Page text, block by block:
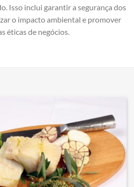
Isso inclui garantir a segurança dos
o impacto ambiental e promover
éticas de negócios.